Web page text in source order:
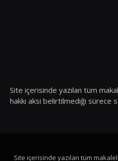
Site içerisinde yazılan tüm
hakkı aksi belirtilmediği sürece
Site içerisinde yazılan tüm